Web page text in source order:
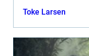
Toke Larsen